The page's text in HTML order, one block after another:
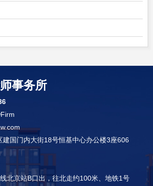
事务所
建国门内大街18号恒基中心办公楼3座606
北京站B口出，往北走约100米、地铁1号